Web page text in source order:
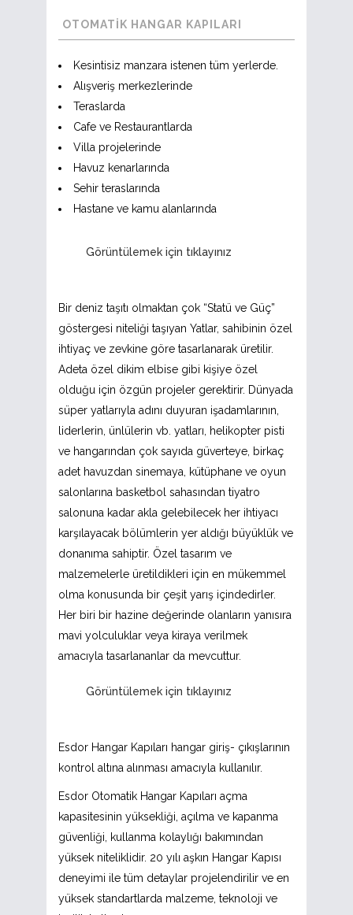
OTOMATİK HANGAR KAPILARI
Kesintisiz manzara istenen tüm yerlerde.
Alışveriş merkezlerinde
Teraslarda
Cafe ve Restaurantlarda
Villa projelerinde
Havuz kenarlarında
Sehir teraslarında
Hastane ve kamu alanlarında
Görüntülemek için tıklayınız
Bir deniz taşıtı olmaktan çok “Statü ve Güç”
göstergesi niteliği taşıyan Yatlar, sahibinin özel
ihtiyaç ve zevkine göre tasarlanarak üretilir.
Adeta özel dikim elbise gibi kişiye özel
olduğu için özgün projeler gerektirir. Dünyada
süper yatlarıyla adını duyuran işadamlarının,
liderlerin, ünlülerin vb. yatları, helikopter pisti
ve hangarından çok sayıda güverteye, birkaç
adet havuzdan sinemaya, kütüphane ve oyun
salonlarına basketbol sahasından tiyatro
salonuna kadar akla gelebilecek her ihtiyacı
karşılayacak bölümlerin yer aldığı büyüklük ve
donanıma sahiptir. Özel tasarım ve
malzemelerle üretildikleri için en mükemmel
olma konusunda bir çeşit yarış içindedirler.
Her biri bir hazine değerinde olanların yanısıra
mavi yolculuklar veya kiraya verilmek
amacıyla tasarlananlar da mevcuttur.
Görüntülemek için tıklayınız
Esdor Hangar Kapıları hangar giriş- çıkışlarının
kontrol altına alınması amacıyla kullanılır.
Esdor Otomatik Hangar Kapıları açma
kapasitesinin yüksekliği, açılma ve kapanma
güvenliği, kullanma kolaylığı bakımından
yüksek niteliklidir. 20 yılı aşkın Hangar Kapısı
deneyimi ile tüm detaylar projelendirilir ve en
yüksek standartlarda malzeme, teknoloji ve